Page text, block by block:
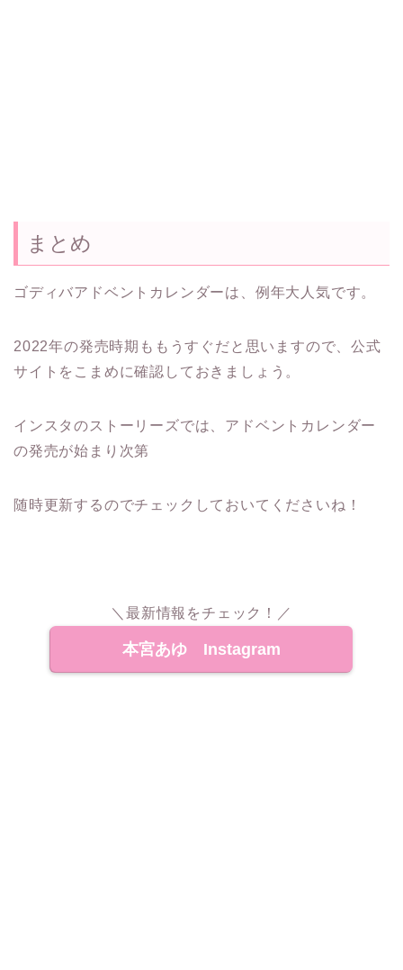
まとめ
ゴディバアドベントカレンダーは、例年大人気です。
2022年の発売時期ももうすぐだと思いますので、公式
サイトをこまめに確認しておきましょう。
インスタのストーリーズでは、アドベントカレンダー
の発売が始まり次第
随時更新するのでチェックしておいてくださいね！
＼最新情報をチェック！／
本宮あゆ Instagram